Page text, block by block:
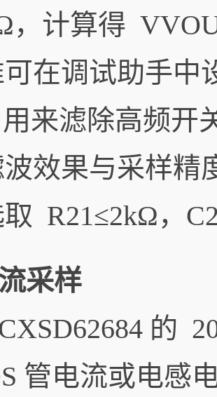
，计算得
在调试助手中
用来滤除高频开
效果与采样精
R21≤2kΩ，
采样
的 20
管电流或电感